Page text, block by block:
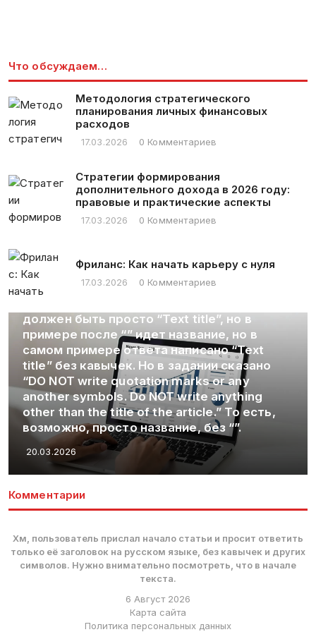
Что обсуждаем…
Методология стратегического
планирования личных финансовых
расходов
17.03.2026 0 Комментариев
Стратегии формирования
дополнительного дохода в 2026 году:
правовые и практические аспекты
17.03.2026 0 Комментариев
Фриланс: Как начать карьеру с нуля
17.03.2026 0 Комментариев
я
на
Как Получить Займ Без Проверки
Документов: Новые Регуляторные
Требования и Процедуры
20.03.2026
Комментарии
Хм, пользователь прислал начало статьи и просит ответить
только её заголовок на русском языке, без кавычек и других
символов. Нужно внимательно посмотреть, что в начале
текста.
6 Август 2026
Карта сайта
Политика персональных данных